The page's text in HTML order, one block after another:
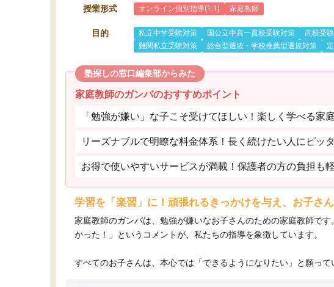
授業形式 オンライン個別指導(1:1) 家庭教師
目的 私立中学受験対策 国公立中高一貫校受験対策 高校受
難関私立受験対策
総合型選抜・学校推薦型選抜対策
塾探しの窓口編集部からみた
家庭教師のガンバのおすすめポイント
「勉強が嫌い」な子こそ受けてほしい！楽しく学べる家
リーズナブルで明瞭な料金体系！長く続けたい人にピッ
お得で使いやすいサービスが満載！保護者の方の負担も
学習を「楽習」に！頑張れるきっかけを与え、お子さ
家庭教師のガンバは、勉強が嫌いなお子さんのための家庭教師で
かった！」というコメントが、私たちの指導を象徴しています。
すべてのお子さんは、本心では「できるようになりたい」と願って